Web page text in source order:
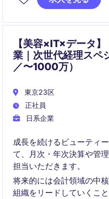
また、海外事業拡大に伴
きます。
【美容×IT×データ
業｜次世代経理スペ
／〜1000万）
東京23区
正社員
日系企業
成長を続けるビューティ
て、月次・年次決算や管
担当いただきます。
将来的には会計領域の中
組織をリードしていくこ